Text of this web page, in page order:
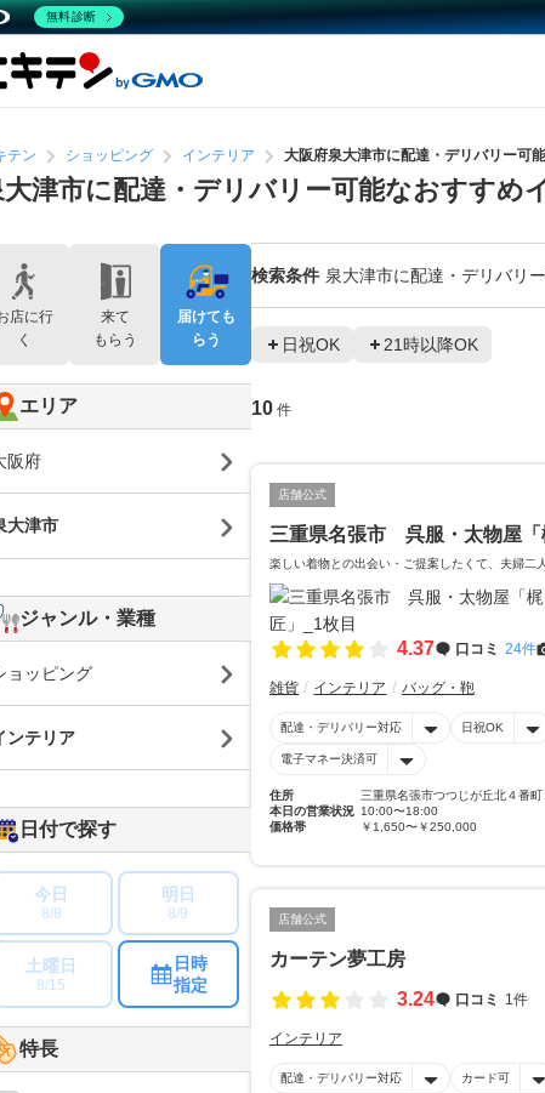
テン ショッピング インテリア 大阪府泉大津市に配達・デリバリー可
大津市に配達・デリバリー可能なおすすめ
検索条件 泉大津市に配達・デリバリ
日祝OK 21時以降OK
10 件
店舗公式
三重県名張市 呉服・太物屋「
楽しい着物との出会い・ご提案したくて、夫婦二
4.37 口コミ 24件
雑貨 インテリア バッグ・鞄
配達・デリバリー対応 日祝OK
電子マネー決済可
住所
三重県名張市つつじが丘北４番町
本日の営業状況 10:00〜18:00
価格帯
￥1,650〜￥250,000
店舗公式
カーテン夢工房
3.24
口コミ 1件
インテリア
配達・デリバリー対応 カード可
店に行
く
来て
もらう
届けても
らう
エリア
阪府
大津市
ジャンル・業種
ョッピング
ンテリア
日付で探す
今日
8/8
明日
8/9
土曜日
8/15
日時
指定
特長
無料診断